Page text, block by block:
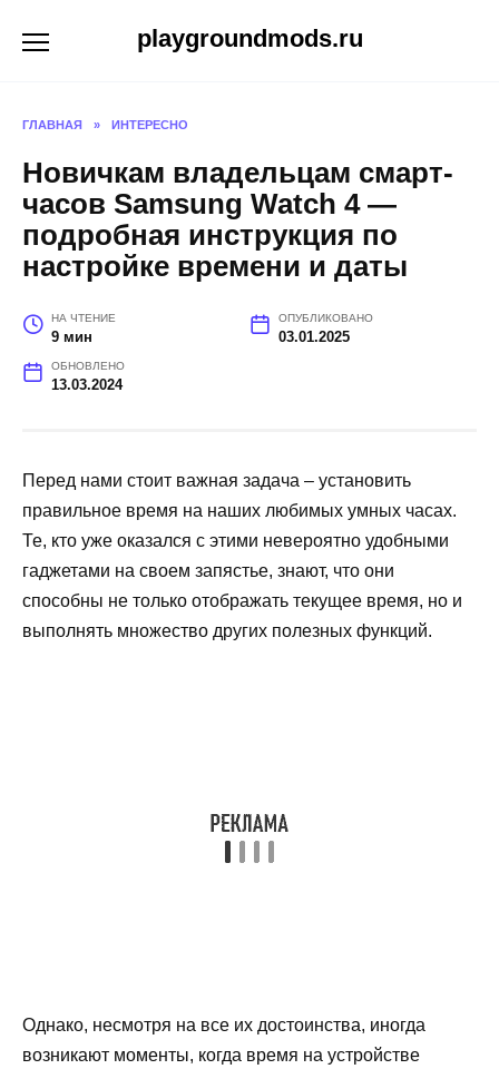
playgroundmods.ru
ГЛАВНАЯ » ИНТЕРЕСНО
Новичкам владельцам смарт-
часов Samsung Watch 4 —
подробная инструкция по
настройке времени и даты
НА ЧТЕНИЕ
9 мин
ОПУБЛИКОВАНО
03.01.2025
ОБНОВЛЕНО
13.03.2024
Перед нами стоит важная задача – установить
правильное время на наших любимых умных часах.
Те, кто уже оказался с этими невероятно удобными
гаджетами на своем запястье, знают, что они
способны не только отображать текущее время, но и
выполнять множество других полезных функций.
Однако, несмотря на все их достоинства, иногда
возникают моменты, когда время на устройстве